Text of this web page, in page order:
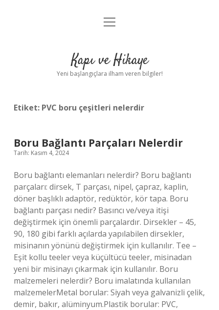
Anasayfa
Yasal Uyarı
menüyü
Kapı ve Hikaye
Yeni başlangıçlara ilham veren bilgiler!
Etiket: PVC boru çeşitleri nelerdir
Boru Bağlantı Parçaları Nelerdir
Tarih: Kasım 4, 2024
Boru bağlantı elemanları nelerdir? Boru bağlantı
parçaları: dirsek, T parçası, nipel, çapraz, kaplin,
döner başlıklı adaptör, redüktör, kör tapa. Boru
bağlantı parçası nedir? Basıncı ve/veya itişi
değiştirmek için önemli parçalardır. Dirsekler – 45,
90, 180 gibi farklı açılarda yapılabilen dirsekler,
misinanın yönünü değiştirmek için kullanılır. Tee –
Eşit kollu teeler veya küçültücü teeler, misinadan
yeni bir misinayı çıkarmak için kullanılır. Boru
malzemeleri nelerdir? Boru imalatında kullanılan
malzemelerMetal borular: Siyah veya galvanizli çelik,
demir, bakır, alüminyum.Plastik borular: PVC,